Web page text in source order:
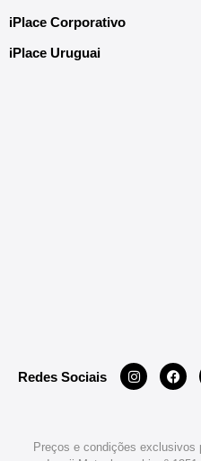
iPlace Corporativo
iPlace Uruguai
Redes Sociais
Preços e condições exclusivos